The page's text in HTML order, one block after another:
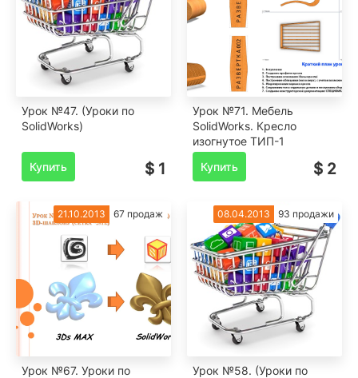
Урок №47. (Уроки по
SolidWorks)
Купить $ 1
Урок №71. Мебель
SolidWorks. Кресло
изогнутое ТИП-1
Купить
$ 2
21.10.2013 67 продаж
Урок №67. Уроки по
08.04.2013 93 продажи
Урок №58. (Уроки по